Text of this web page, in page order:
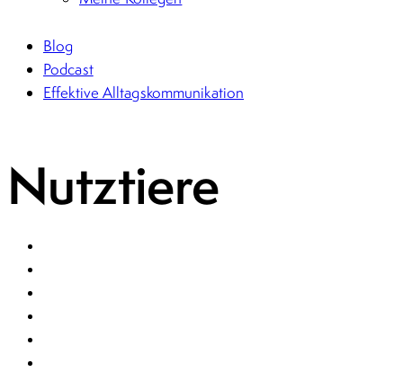
Blog
Podcast
Effektive Alltagskommunikation
Nutztiere